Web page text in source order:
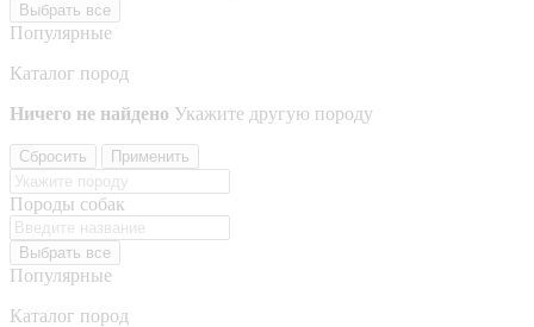
Выбрать все
Популярные
Каталог пород
Ничего не найдено Укажите другую породу
Сбросить Применить
Породы собак
Выбрать все
Популярные
Каталог пород